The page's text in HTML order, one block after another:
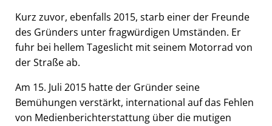
Kurz zuvor, ebenfalls 2015, starb einer der Freunde
des Gründers unter fragwürdigen Umständen. Er
fuhr bei hellem Tageslicht mit seinem Motorrad von
der Straße ab.
Am 15. Juli 2015 hatte der Gründer seine
Bemühungen verstärkt, international auf das Fehlen
von Medienberichterstattung über die mutigen